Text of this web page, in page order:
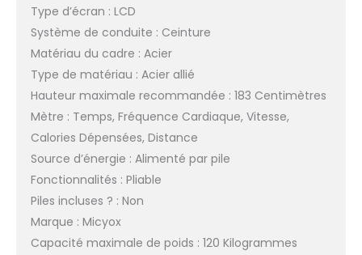
Type d’écran : LCD
Système de conduite : Ceinture
Matériau du cadre : Acier
Type de matériau : Acier allié
Hauteur maximale recommandée : 183 Centimètres
Mètre : Temps, Fréquence Cardiaque, Vitesse,
Calories Dépensées, Distance
Source d’énergie : Alimenté par pile
Fonctionnalités : Pliable
Piles incluses ? : Non
Marque : Micyox
Capacité maximale de poids : 120 Kilogrammes